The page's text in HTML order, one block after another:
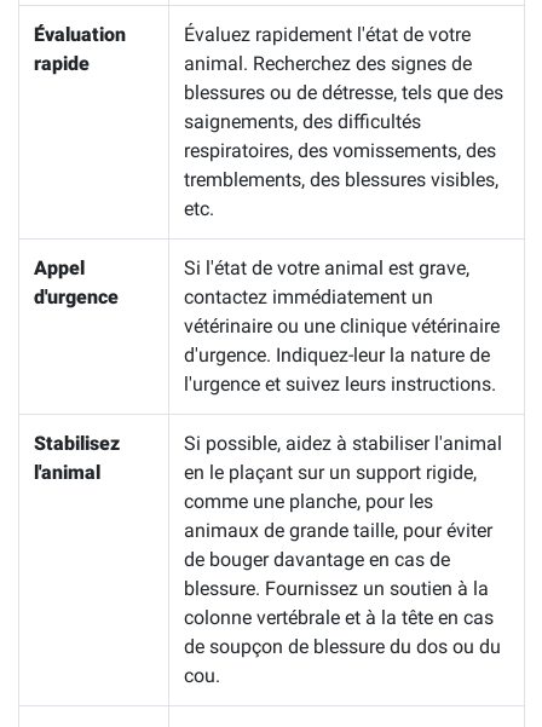
Évaluation
rapide
Évaluez rapidement l'état de votre
animal. Recherchez des signes de
blessures ou de détresse, tels que des
saignements, des difficultés
respiratoires, des vomissements, des
tremblements, des blessures visibles,
etc.
Appel
d'urgence
Si l'état de votre animal est grave,
contactez immédiatement un
vétérinaire ou une clinique vétérinaire
d'urgence. Indiquez-leur la nature de
l'urgence et suivez leurs instructions.
Stabilisez
l'animal
Si possible, aidez à stabiliser l'animal
en le plaçant sur un support rigide,
comme une planche, pour les
animaux de grande taille, pour éviter
de bouger davantage en cas de
blessure. Fournissez un soutien à la
colonne vertébrale et à la tête en cas
de soupçon de blessure du dos ou du
cou.